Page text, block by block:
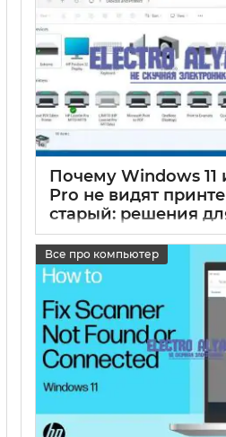
Почему Windows 11
Pro не видят
старый: решения
ноутбуков
17 05 2025 0
Все про компьютер